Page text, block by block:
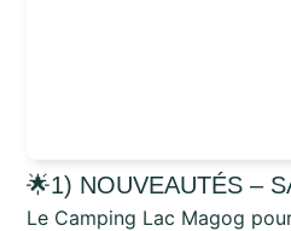
🌟1) NOUVEAUTÉS –
Le Camping Lac Magog